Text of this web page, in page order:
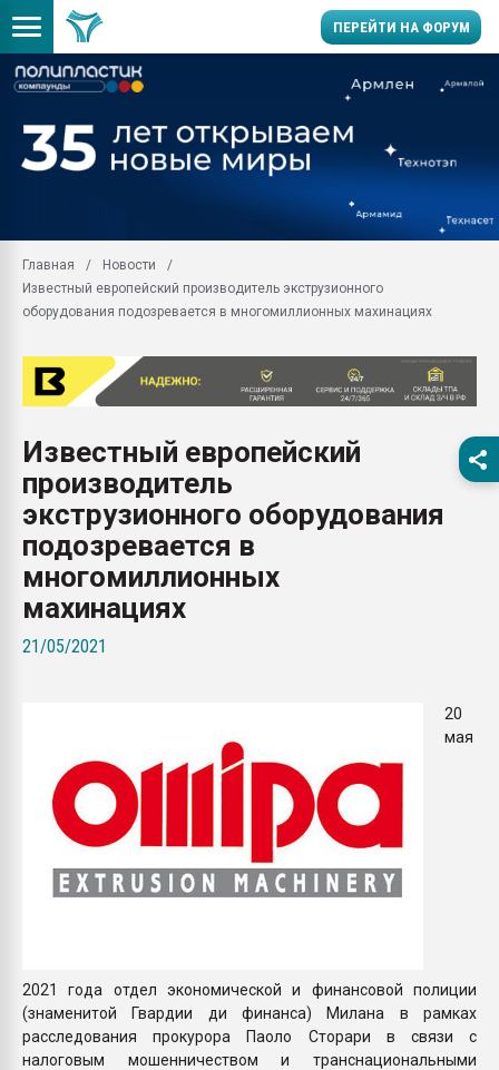
ПЕРЕЙТИ НА ФОРУМ
производство SPC
заводу пластмасс"
Вакуум-формовочные
28.07.2026
первый план в
28.07.2026
ситуацией на
Всё, что касается
Главная
Новости
Известный европейский производитель экструзионного
оборудования подозревается в многомиллионных махинациях
Известный европейский
производитель
экструзионного оборудования
подозревается в
многомиллионных
махинациях
21/05/2021
20
мая
2021 года отдел экономической и финансовой полиции
(знаменитой Гвардии ди финанса) Милана в рамках
расследования прокурора Паоло Сторари в связи с
налоговым мошенничеством и транснациональными